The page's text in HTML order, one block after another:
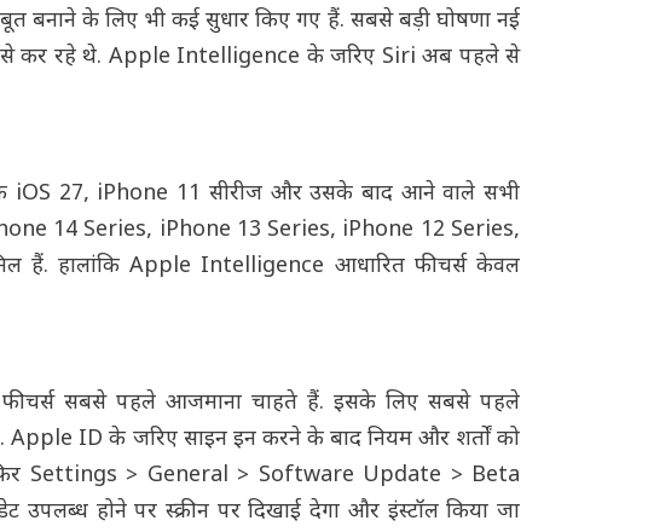
बनाने के लिए भी कई सुधार किए गए हैं. सबसे बड़ी घोषणा नई
से कर रहे थे. Apple Intelligence के जरिए Siri अब पहले से
iOS 27, iPhone 11 सीरीज और उसके बाद आने वाले सभी
14 Series, iPhone 13 Series, iPhone 12 Series,
हैं. हालांकि Apple Intelligence आधारित फीचर्स केवल
सबसे पहले आजमाना चाहते हैं. इसके लिए सबसे पहले
ID के जरिए साइन इन करने के बाद नियम और शर्तों को
Settings > General > Software Update > Beta
होने पर स्क्रीन पर दिखाई देगा और इंस्टॉल किया जा